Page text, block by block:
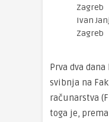
Zagreb
Ivan
Zagreb
Prva dva dana
svibnja na
računarstva
toga je,